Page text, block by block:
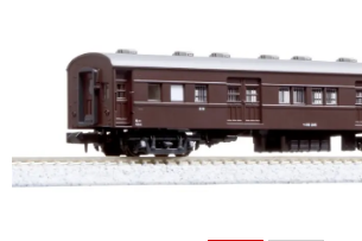
トミーテック
マイクロエース